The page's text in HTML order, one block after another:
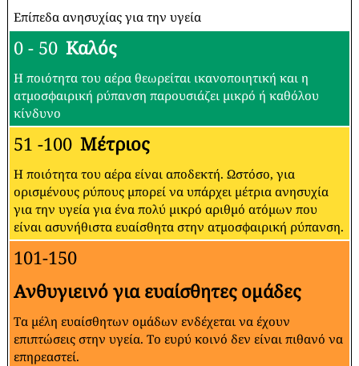
Επίπεδα ανησυχίας για την υγεία
0 - 50 Καλός
Η ποιότητα του αέρα θεωρείται ικανοποιητική και η
ατμοσφαιρική ρύπανση παρουσιάζει μικρό ή καθόλου
κίνδυνο
51 -100 Μέτριος
Η ποιότητα του αέρα είναι αποδεκτή. Ωστόσο, για
ορισμένους ρύπους μπορεί να υπάρχει μέτρια ανησυχία
για την υγεία για ένα πολύ μικρό αριθμό ατόμων που
είναι ασυνήθιστα ευαίσθητα στην ατμοσφαιρική ρύπανση.
101-150
Ανθυγιεινό για ευαίσθητες ομάδες
Τα μέλη ευαίσθητων ομάδων ενδέχεται να έχουν
επιπτώσεις στην υγεία. Το ευρύ κοινό δεν είναι πιθανό να
επηρεαστεί.